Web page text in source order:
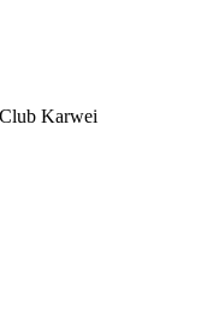
Karwei